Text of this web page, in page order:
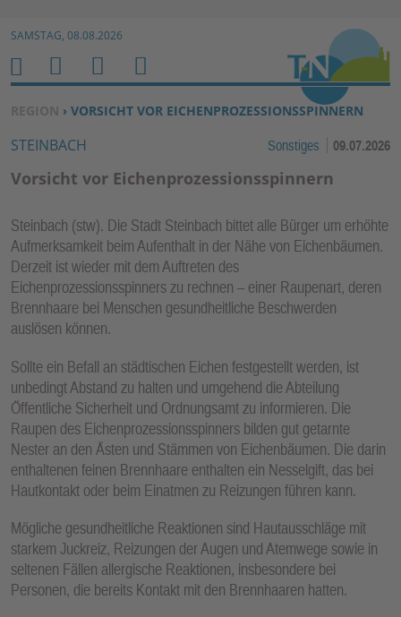
Zum Inhalt springen ↓
SAMSTAG, 08.08.2026
SIE BEFINDEN SICH HIER:
REGION › VORSICHT VOR EICHENPROZESSIONSSPINNERN
STEINBACH Sonstiges 09.07.2026
Vorsicht vor Eichenprozessionsspinnern
Steinbach (stw). Die Stadt Steinbach bittet alle Bürger um erhöhte
Aufmerksamkeit beim Aufenthalt in der Nähe von Eichenbäumen.
Derzeit ist wieder mit dem Auftreten des
Eichenprozessionsspinners zu rechnen – einer Raupenart, deren
Brennhaare bei Menschen gesundheitliche Beschwerden
auslösen können.
Sollte ein Befall an städtischen Eichen festgestellt werden, ist
unbedingt Abstand zu halten und umgehend die Abteilung
Öffentliche Sicherheit und Ordnungsamt zu informieren. Die
Raupen des Eichenprozessionsspinners bilden gut getarnte
Nester an den Ästen und Stämmen von Eichenbäumen. Die darin
enthaltenen feinen Brennhaare enthalten ein Nesselgift, das bei
Hautkontakt oder beim Einatmen zu Reizungen führen kann.
Mögliche gesundheitliche Reaktionen sind Hautausschläge mit
starkem Juckreiz, Reizungen der Augen und Atemwege sowie in
seltenen Fällen allergische Reaktionen, insbesondere bei
Personen, die bereits Kontakt mit den Brennhaaren hatten.
H
O
M
E
M
E
N
U
S
U
E
B
E
T
E
R
F
U
N
TI
O
N
E
N